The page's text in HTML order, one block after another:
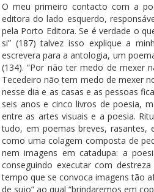
O meu primeiro contacto com a
editora do lado esquerdo,
pela Porto Editora. Se é verdade o
si” (187) talvez isso explique a
escrevera para a antologia, um
(134). “Por não ter medo de mexer
Tecedeiro não tem medo de mexer
nesse dia e as casas e as pessoas
seis anos e cinco livros de poesia,
entre as artes visuais e a poesia.
tudo, em poemas breves, rasantes,
como uma colagem composta de
nem imagens em catadupa: a
conseguindo executar com
tempo que se convoca imagens tão
de sujo” ao qual “brindaremos em